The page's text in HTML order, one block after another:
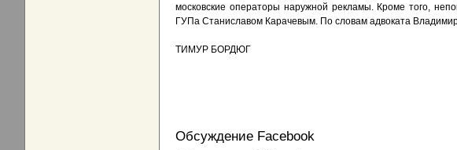
московские операторы наружной рекламы. Кроме того,
ГУПа Станиславом Карачевым. По словам адвоката
ТИМУР БОРДЮГ
Обсуждение Facebook